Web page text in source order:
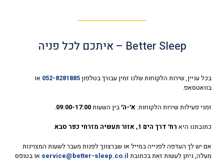
Better Sleep – איתכם לכל פניה
בכל עניין, שירות הלקוחות שלנו זמין עבורך בטלפון 052-8281885 או
בוואטסאפ.
זמני פעילות שירות הלקוחות: א׳-ה׳בין השעות09:00-17:00
.
כתובתנו היא רח׳ דרך הים 1, אזור תעשיה מזרחי כפר סבא .
אם יש לך העדפה לפנייה במייל או שברצונך לפנות מעבר לשעות המצוינות
מעלה, ניתן לעשות זאת בכתובת service@better-sleep.co.il או בטופס